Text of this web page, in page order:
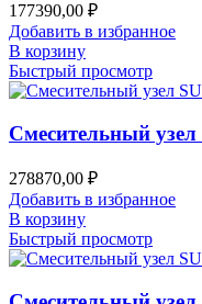
177390,00 ₽
Добавить в избранное
В корзину
Быстрый просмотр
Смесительный
278870,00 ₽
Добавить в избранное
В корзину
Быстрый просмотр